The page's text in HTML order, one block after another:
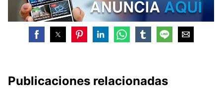
Publicaciones relacionadas